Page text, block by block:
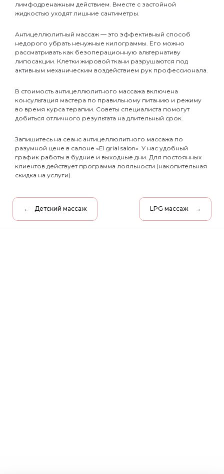
лимфодренажным действием. Вместе с застойной
жидкостью уходят лишние сантиметры.
Антицеллюлитный массаж — это эффективный способ
недорого убрать ненужные килограммы. Его можно
рассматривать как безоперационную альтернативу
липосакции. Клетки жировой ткани разрушаются под
активным механическим воздействием рук профессионала.
В стоимость антицеллюлитного массажа включена
консультация мастера по правильному питанию и режиму
во время курса терапии. Советы специалиста помогут
добиться отличного результата на длительный срок.
Запишитесь на сеанс антицеллюлитного массажа по
разумной цене в салоне «El grial salon». У нас удобный
график работы в будние и выходные дни. Для постоянных
клиентов действует программа лояльности (накопительная
скидка на услуги).
Навигация
по
Детский массаж LPG массаж